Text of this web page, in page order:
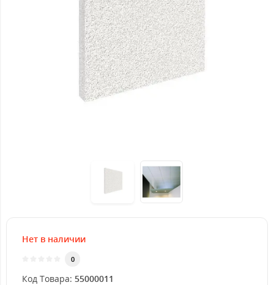
Нет в наличии
0
Код Товара: 55000011